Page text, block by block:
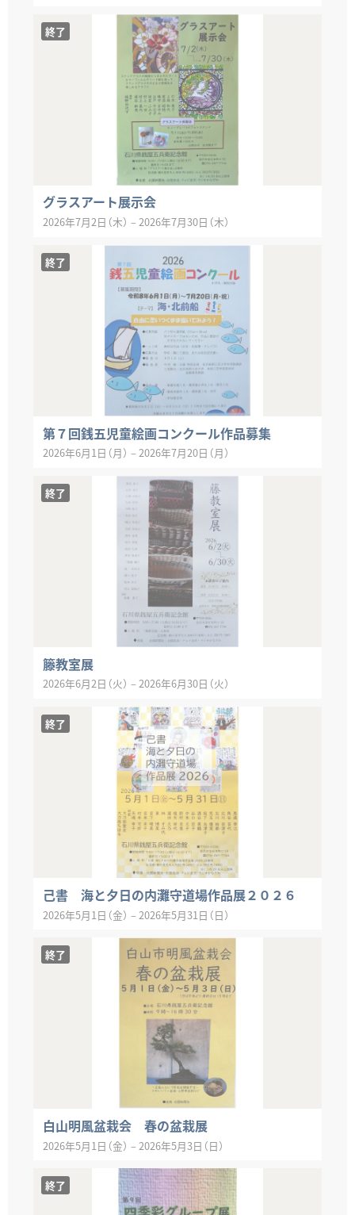
終了
グラスアート展示会
2026年7月2日（木） – 2026年7月30日（木）
終了
第７回銭五児童絵画コンクール作品募集
2026年6月1日（月） – 2026年7月20日（月）
終了
籐教室展
2026年6月2日（火） – 2026年6月30日（火）
終了
己書 海と夕日の内灘守道場作品展２０２６
2026年5月1日（金） – 2026年5月31日（日）
終了
白山明風盆栽会 春の盆栽展
2026年5月1日（金） – 2026年5月3日（日）
終了